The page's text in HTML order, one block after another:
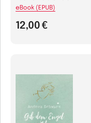
12,00 €
eBook (EPUB)